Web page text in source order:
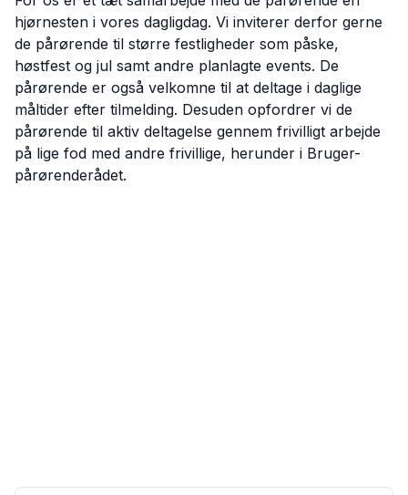
hjørnesten i vores dagligdag. Vi inviterer derfor gerne
de pårørende til større festligheder som påske,
høstfest og jul samt andre planlagte events. De
pårørende er også velkomne til at deltage i daglige
måltider efter tilmelding. Desuden opfordrer vi de
pårørende til aktiv deltagelse gennem frivilligt arbejde
på lige fod med andre frivillige, herunder i Bruger-
pårørenderådet.